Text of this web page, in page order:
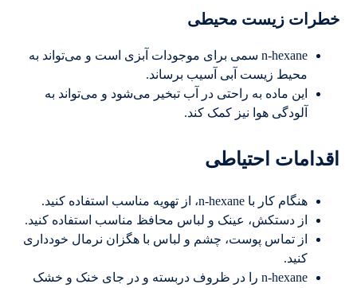
خطرات زیست محیطی
n-hexane سمی برای موجودات آبزی است و می‌تواند به
محیط زیست آبی آسیب برساند.
این ماده به راحتی در آب تبخیر می‌شود و می‌تواند به
آلودگی هوا نیز کمک کند.
اقدامات احتیاطی
هنگام کار با n-hexane، از تهویه مناسب استفاده کنید.
از دستکش، عینک و لباس محافظ مناسب استفاده کنید.
از تماس پوست، چشم و لباس با هگزان نرمال خودداری
کنید.
n-hexane را در ظروف دربسته و در جای خنک و خشک